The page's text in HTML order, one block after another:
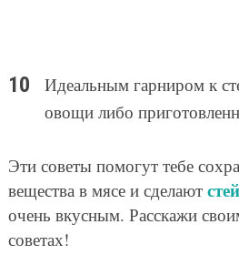
Идеальным гарниром к
овощи либо
Эти советы помогут тебе
вещества в мясе и сделают
очень вкусным. Расскажи
советах!